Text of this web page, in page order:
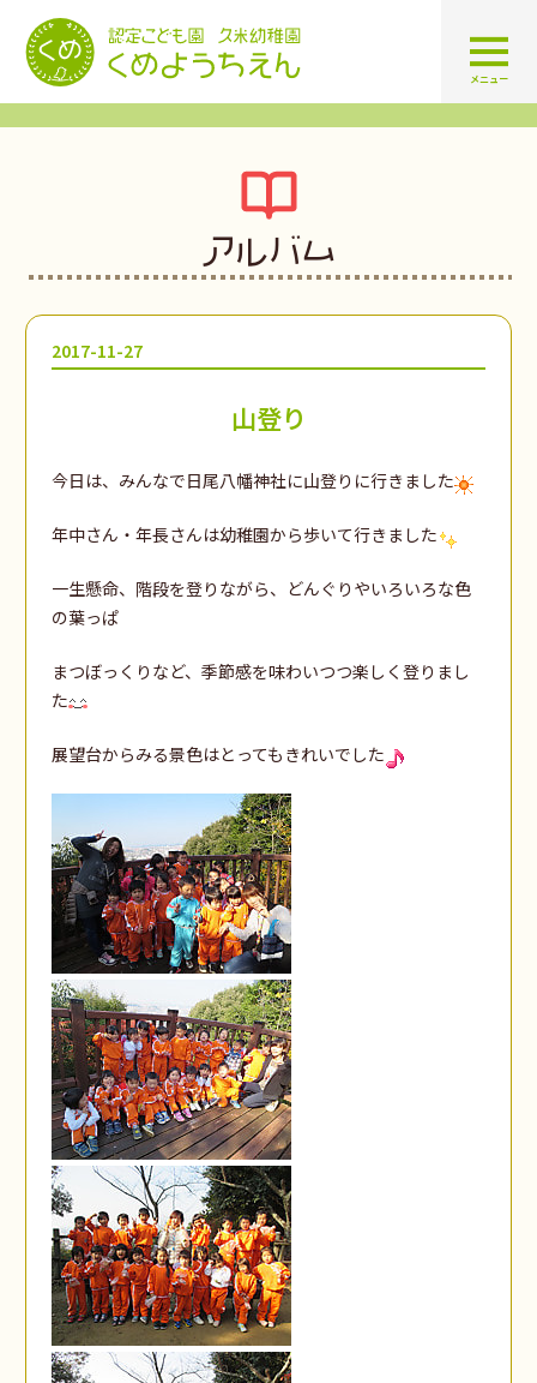
認定こども園 学校法人久米幼
メニュー
アルバム
2017-11-27
山登り
今日は、みんなで日尾八幡神社に山登りに行きました
年中さん・年長さんは幼稚園から歩いて行きました
一生懸命、階段を登りながら、どんぐりやいろいろな色
の葉っぱ
まつぼっくりなど、季節感を味わいつつ楽しく登りまし
た
展望台からみる景色はとってもきれいでした